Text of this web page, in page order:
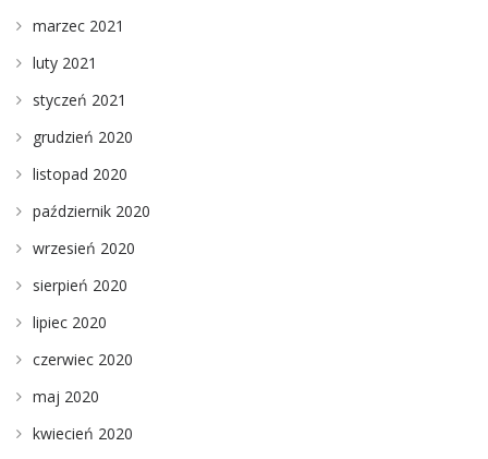
marzec 2021
luty 2021
styczeń 2021
grudzień 2020
listopad 2020
październik 2020
wrzesień 2020
sierpień 2020
lipiec 2020
czerwiec 2020
maj 2020
kwiecień 2020